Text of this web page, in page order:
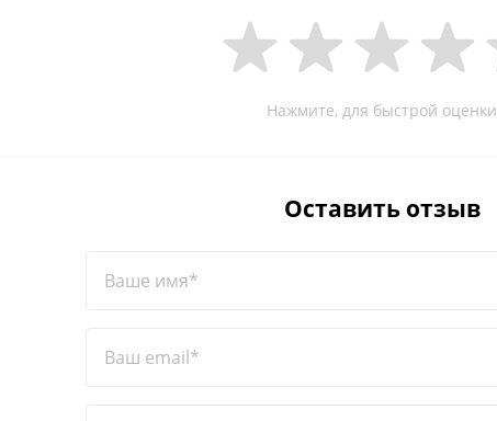
Нажмите, для быстрой оценки
Оставить отзыв
Ваше имя*
Ваш email*